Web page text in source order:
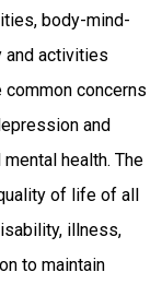
body-mind-
and activities
common concerns
and
health. The
of life of all
illness,
to maintain